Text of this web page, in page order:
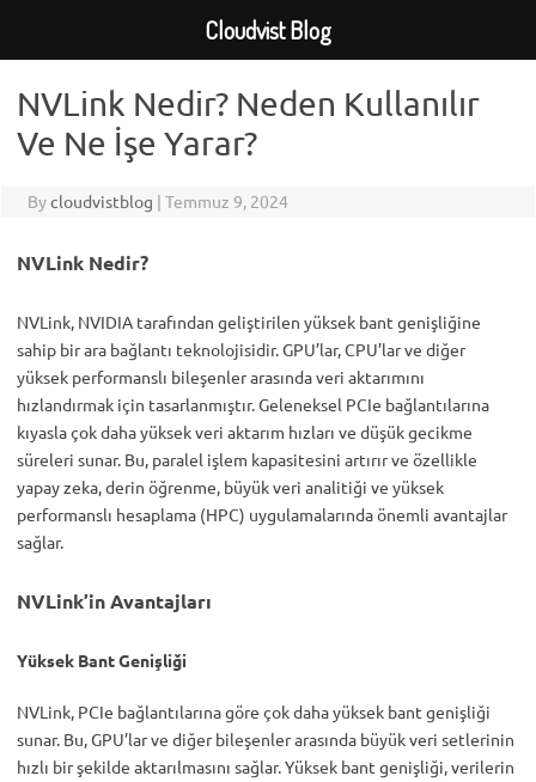
Skip
content
NVLink Nedir? Neden Kullanılır
Ve Ne İşe Yarar?
Bycloudvistblog | Temmuz 9, 2024
NVLink Nedir?
NVLink, NVIDIA tarafından geliştirilen yüksek bant genişliğine
sahip bir ara bağlantı teknolojisidir. GPU’lar, CPU’lar ve diğer
yüksek performanslı bileşenler arasında veri aktarımını
hızlandırmak için tasarlanmıştır. Geleneksel PCIe bağlantılarına
kıyasla çok daha yüksek veri aktarım hızları ve düşük gecikme
süreleri sunar. Bu, paralel işlem kapasitesini artırır ve özellikle
yapay zeka, derin öğrenme, büyük veri analitiği ve yüksek
performanslı hesaplama (HPC) uygulamalarında önemli avantajlar
sağlar.
NVLink’in Avantajları
Yüksek Bant Genişliği
NVLink, PCIe bağlantılarına göre çok daha yüksek bant genişliği
sunar. Bu, GPU’lar ve diğer bileşenler arasında büyük veri setlerinin
hızlı bir şekilde aktarılmasını sağlar. Yüksek bant genişliği, verilerin
Cloudvist Blog